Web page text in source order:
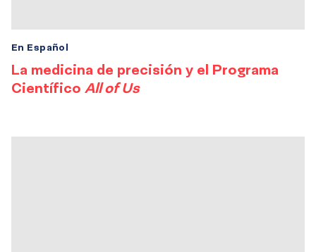
La medicina de precisión y el Programa
Científico All of Us
En Español